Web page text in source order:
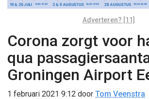
Adverteren? [11]
Corona zorgt voor
qua
Groningen Airport
1 februari 2021 9:12 door Tom Veenstra